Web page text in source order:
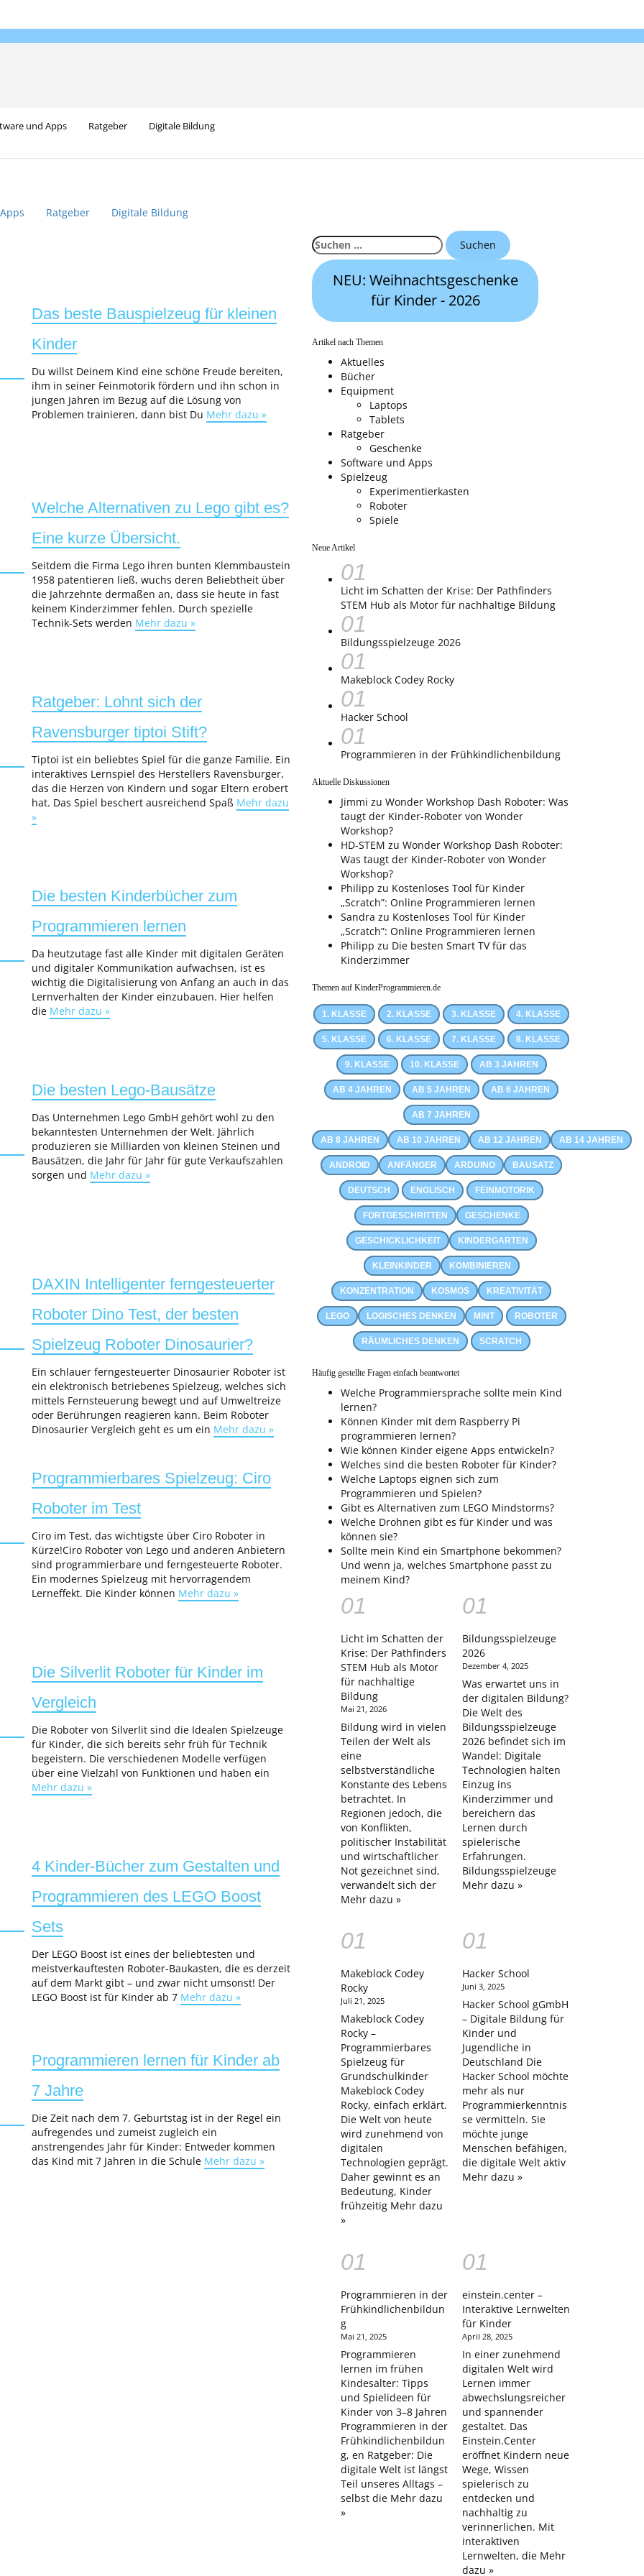
und Apps Ratgeber Digitale Bildung
Ratgeber Digitale Bildung
Das beste Bauspielzeug für kleinen
Kinder
Du willst Deinem Kind eine schöne Freude bereiten,
ihm in seiner Feinmotorik fördern und ihn schon in
jungen Jahren im Bezug auf die Lösung von
Problemen trainieren, dann bist Du Mehr dazu »
Welche Alternativen zu Lego gibt es?
Eine kurze Übersicht.
Seitdem die Firma Lego ihren bunten Klemmbaustein
1958 patentieren ließ, wuchs deren Beliebtheit über
die Jahrzehnte dermaßen an, dass sie heute in fast
keinem Kinderzimmer fehlen. Durch spezielle
Technik-Sets werden Mehr dazu »
Ratgeber: Lohnt sich der
Ravensburger tiptoi Stift?
Tiptoi ist ein beliebtes Spiel für die ganze Familie. Ein
interaktives Lernspiel des Herstellers Ravensburger,
das die Herzen von Kindern und sogar Eltern erobert
hat. Das Spiel beschert ausreichend Spaß Mehr dazu
»
Die besten Kinderbücher zum
Programmieren lernen
Da heutzutage fast alle Kinder mit digitalen Geräten
und digitaler Kommunikation aufwachsen, ist es
wichtig die Digitalisierung von Anfang an auch in das
Lernverhalten der Kinder einzubauen. Hier helfen
die Mehr dazu »
Die besten Lego-Bausätze
Das Unternehmen Lego GmbH gehört wohl zu den
bekanntesten Unternehmen der Welt. Jährlich
produzieren sie Milliarden von kleinen Steinen und
Bausätzen, die Jahr für Jahr für gute Verkaufszahlen
sorgen und Mehr dazu »
DAXIN Intelligenter ferngesteuerter
Roboter Dino Test, der besten
Spielzeug Roboter Dinosaurier?
Ein schlauer ferngesteuerter Dinosaurier Roboter ist
ein elektronisch betriebenes Spielzeug, welches sich
mittels Fernsteuerung bewegt und auf Umweltreize
oder Berührungen reagieren kann. Beim Roboter
Dinosaurier Vergleich geht es um ein Mehr dazu »
Programmierbares Spielzeug: Ciro
Roboter im Test
Ciro im Test, das wichtigste über Ciro Roboter in
Kürze!Ciro Roboter von Lego und anderen Anbietern
sind programmierbare und ferngesteuerte Roboter.
Ein modernes Spielzeug mit hervorragendem
Lerneffekt. Die Kinder können Mehr dazu »
Die Silverlit Roboter für Kinder im
Vergleich
Die Roboter von Silverlit sind die Idealen Spielzeuge
für Kinder, die sich bereits sehr früh für Technik
begeistern. Die verschiedenen Modelle verfügen
über eine Vielzahl von Funktionen und haben ein
Mehr dazu »
4 Kinder-Bücher zum Gestalten und
Programmieren des LEGO Boost
Sets
Der LEGO Boost ist eines der beliebtesten und
meistverkauftesten Roboter-Baukasten, die es derzeit
auf dem Markt gibt – und zwar nicht umsonst! Der
LEGO Boost ist für Kinder ab 7 Mehr dazu »
Programmieren lernen für Kinder ab
7 Jahre
Die Zeit nach dem 7. Geburtstag ist in der Regel ein
aufregendes und zumeist zugleich ein
anstrengendes Jahr für Kinder: Entweder kommen
das Kind mit 7 Jahren in die Schule Mehr dazu »
Suchen
nach:
NEU: Weihnachtsgeschenke
für Kinder - 2026
Artikel nach Themen
Aktuelles
Bücher
Equipment
Laptops
Tablets
Ratgeber
Geschenke
Software und Apps
Spielzeug
Experimentierkasten
Roboter
Spiele
Neue Artikel
Licht im Schatten der Krise: Der Pathfinders
STEM Hub als Motor für nachhaltige Bildung
Bildungsspielzeuge 2026
Makeblock Codey Rocky
Hacker School
Programmieren in der Frühkindlichenbildung
Aktuelle Diskussionen
Jimmi zu Wonder Workshop Dash Roboter: Was
taugt der Kinder-Roboter von Wonder
Workshop?
HD-STEM zu Wonder Workshop Dash Roboter:
Was taugt der Kinder-Roboter von Wonder
Workshop?
Philipp zu Kostenloses Tool für Kinder
„Scratch”: Online Programmieren lernen
Sandra zu Kostenloses Tool für Kinder
„Scratch”: Online Programmieren lernen
Philipp zu Die besten Smart TV für das
Kinderzimmer
Themen auf KinderProgrammieren.de
1. KLASSE 2. KLASSE 3. KLASSE 4. KLASSE
5. KLASSE 6. KLASSE 7. KLASSE 8. KLASSE
9. KLASSE 10. KLASSE AB 3 JAHREN
AB 4 JAHREN AB 5 JAHREN AB 6 JAHREN
AB 7 JAHREN
AB 8 JAHREN AB 10 JAHREN AB 12 JAHREN AB 14 JAHREN
ANDROID ANFÄNGER ARDUINO BAUSATZ
DEUTSCH ENGLISCH FEINMOTORIK
FORTGESCHRITTEN GESCHENKE
GESCHICKLICHKEIT KINDERGARTEN
KLEINKINDER KOMBINIEREN
KONZENTRATION KOSMOS KREATIVITÄT
LEGO LOGISCHES DENKEN MINT ROBOTER
RÄUMLICHES DENKEN SCRATCH
Häufig gestellte Fragen einfach beantwortet
Welche Programmiersprache sollte mein Kind
lernen?
Können Kinder mit dem Raspberry Pi
programmieren lernen?
Wie können Kinder eigene Apps entwickeln?
Welches sind die besten Roboter für Kinder?
Welche Laptops eignen sich zum
Programmieren und Spielen?
Gibt es Alternativen zum LEGO Mindstorms?
Welche Drohnen gibt es für Kinder und was
können sie?
Sollte mein Kind ein Smartphone bekommen?
Und wenn ja, welches Smartphone passt zu
meinem Kind?
Licht im Schatten der
Krise: Der Pathfinders
STEM Hub als Motor
für nachhaltige
Bildung
Mai 21, 2026
Bildung wird in vielen
Teilen der Welt als
eine
selbstverständliche
Konstante des Lebens
betrachtet. In
Regionen jedoch, die
von Konflikten,
politischer Instabilität
und wirtschaftlicher
Not gezeichnet sind,
verwandelt sich der
Mehr dazu »
Bildungsspielzeuge
2026
Dezember 4, 2025
Was erwartet uns in
der digitalen Bildung?
Die Welt des
Bildungsspielzeuge
2026 befindet sich im
Wandel: Digitale
Technologien halten
Einzug ins
Kinderzimmer und
bereichern das
Lernen durch
spielerische
Erfahrungen.
Bildungsspielzeuge
Mehr dazu »
Makeblock Codey
Rocky
Juli 21, 2025
Makeblock Codey
Rocky –
Programmierbares
Spielzeug für
Grundschulkinder
Makeblock Codey
Rocky, einfach erklärt.
Die Welt von heute
wird zunehmend von
digitalen
Technologien geprägt.
Daher gewinnt es an
Bedeutung, Kinder
frühzeitig Mehr dazu
»
Hacker School
Juni 3, 2025
Hacker School gGmbH
– Digitale Bildung für
Kinder und
Jugendliche in
Deutschland Die
Hacker School möchte
mehr als nur
Programmierkenntnis
se vermitteln. Sie
möchte junge
Menschen befähigen,
die digitale Welt aktiv
Mehr dazu »
Programmieren in der
Frühkindlichenbildun
g
Mai 21, 2025
Programmieren
lernen im frühen
Kindesalter: Tipps
und Spielideen für
Kinder von 3–8 Jahren
Programmieren in der
Frühkindlichenbildun
g, en Ratgeber: Die
digitale Welt ist längst
Teil unseres Alltags –
selbst die Mehr dazu
»
einstein.center –
Interaktive Lernwelten
für Kinder
April 28, 2025
In einer zunehmend
digitalen Welt wird
Lernen immer
abwechslungsreicher
und spannender
gestaltet. Das
Einstein.Center
eröffnet Kindern neue
Wege, Wissen
spielerisch zu
entdecken und
nachhaltig zu
verinnerlichen. Mit
interaktiven
Lernwelten, die Mehr
dazu »